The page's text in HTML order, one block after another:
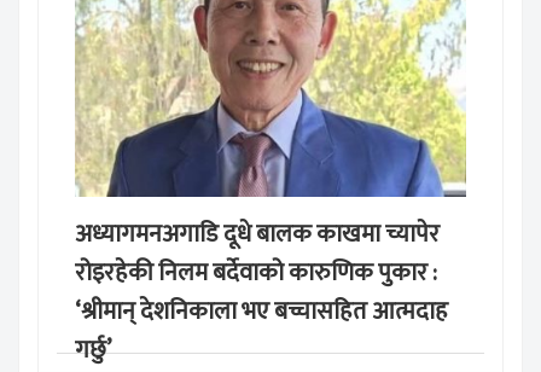
अध्यागमनअगाडि दूधे बालक काखमा च्यापेर
रोइरहेकी निलम बर्देवाको कारुणिक पुकार :
‘श्रीमान् देशनिकाला भए बच्चासहित आत्मदाह
गर्छु’